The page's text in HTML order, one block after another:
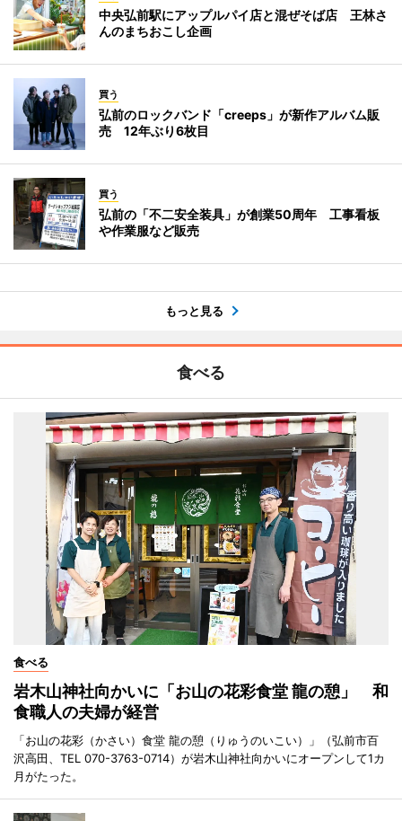
中央弘前駅にアップルパイ店と混ぜそば店 王林さ
んのまちおこし企画
買う
弘前のロックバンド「creeps」が新作アルバム販
売 12年ぶり6枚目
買う
弘前の「不二安全装具」が創業50周年 工事看板
や作業服など販売
もっと見る
食べる
食べる
岩木山神社向かいに「お山の花彩食堂 龍の憩」 和
食職人の夫婦が経営
「お山の花彩（かさい）食堂 龍の憩（りゅうのいこい）」（弘前市百
沢高田、TEL 070-3763-0714）が岩木山神社向かいにオープンして1カ
月がたった。